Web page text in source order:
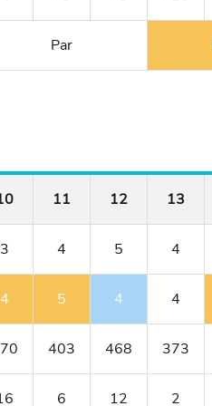
Par
11 12 13
3 4 5 4
4 5 4 4
403 468 373
6 12 2